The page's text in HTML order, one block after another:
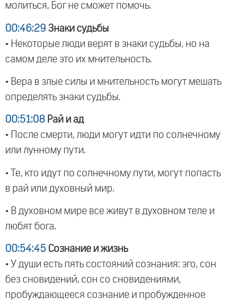
молиться, Бог не сможет помочь.
00:46:29 Знаки судьбы
• Некоторые люди верят в знаки судьбы, но на
самом деле это их мнительность.
• Вера в злые силы и мнительность могут мешать
определять знаки судьбы.
00:51:08 Рай и ад
• После смерти, люди могут идти по солнечному
или лунному пути.
• Те, кто идут по солнечному пути, могут попасть
в рай или духовный мир.
• В духовном мире все живут в духовном теле и
любят бога.
00:54:45 Сознание и жизнь
• У души есть пять состояний сознания: эго, сон
без сновидений, сон со сновидениями,
пробуждающееся сознание и пробужденное